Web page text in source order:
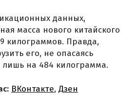
данных,
масса нового китайского
килограммов. Правда,
его, не опасаясь
лишь на 484 килограмма.
ВКонтакте, Дзен